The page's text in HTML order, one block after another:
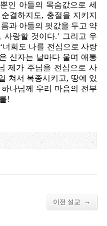
인 아들의 목숨값으로 세
결하지도, 충절을 지키지
과 아들의 핏값을 두고 약
사랑할 것이다.’ 그리고 우
너희도 나를 전심으로 사랑
신자는 날마다 울며 애통
제가 주님을 전심으로 사
쳐서 복종시키고, 땅에 있
나님께 우리 마음의 전부
!
이전 설교 →